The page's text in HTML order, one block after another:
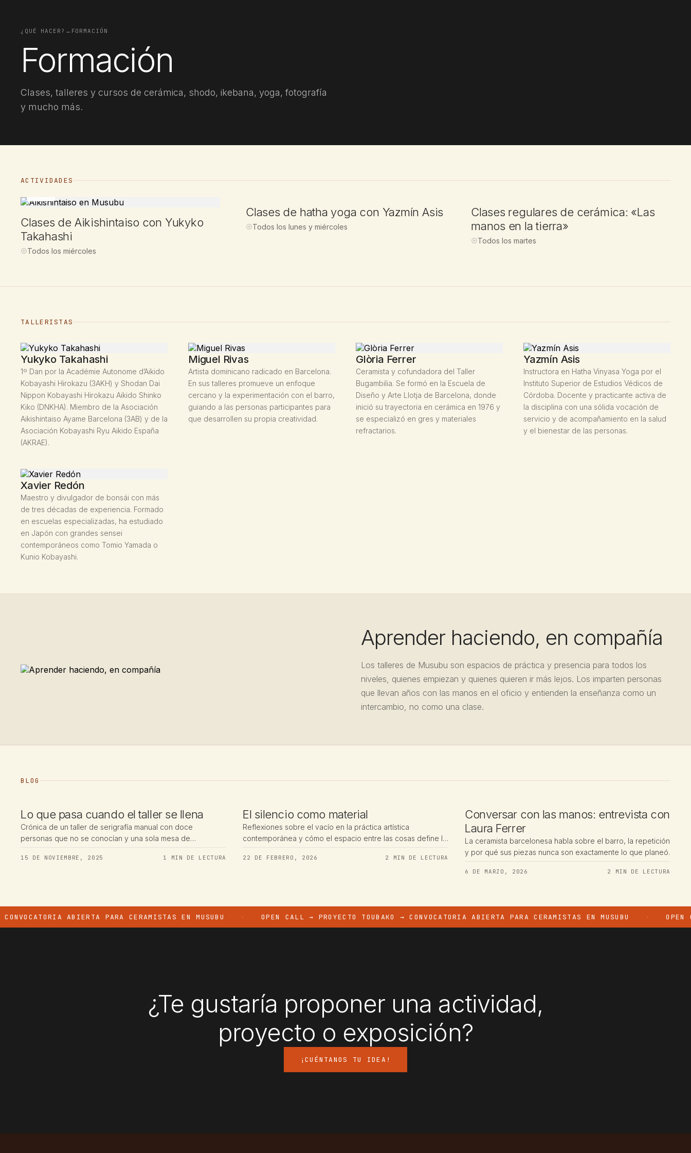
¿QUÉ HACER? → FORMACIÓN
Formación
Clases, talleres y cursos de cerámica, shodo, ikebana, yoga, fotografía
y mucho más.
ACTIVIDADES
Clases de Aikishintaiso con Yukyko
Takahashi
Todos los miércoles
Clases de hatha yoga con Yazmín Asis
Todos los lunes y miércoles
Clases regulares de cerámica: «Las
manos en la tierra»
Todos los martes
TALLERISTAS
Yukyko Takahashi
1º Dan por la Académie Autonome d’Aikido
Kobayashi Hirokazu (3AKH) y Shodan Dai
Nippon Kobayashi Hirokazu Aikido Shinko
Kiko (DNKHA). Miembro de la Asociación
Aikishintaiso Ayame Barcelona (3AB) y de la
Asociación Kobayashi Ryu Aikido España
(AKRAE).
Miguel Rivas
Artista dominicano radicado en Barcelona.
En sus talleres promueve un enfoque
cercano y la experimentación con el barro,
guiando a las personas participantes para
que desarrollen su propia creatividad.
Glòria Ferrer
Ceramista y cofundadora del Taller
Bugambilia. Se formó en la Escuela de
Diseño y Arte Llotja de Barcelona, donde
inició su trayectoria en cerámica en 1976 y
se especializó en gres y materiales
refractarios.
Yazmín Asis
Instructora en Hatha Vinyasa Yoga por el
Instituto Superior de Estudios Védicos de
Córdoba. Docente y practicante activa de
la disciplina con una sólida vocación de
servicio y de acompañamiento en la salud
y el bienestar de las personas.
Xavier Redón
Maestro y divulgador de bonsái con más
de tres décadas de experiencia. Formado
en escuelas especializadas, ha estudiado
en Japón con grandes sensei
contemporáneos como Tomio Yamada o
Kunio Kobayashi.
Aprender haciendo, en compañía
Los talleres de Musubu son espacios de práctica y presencia para todos los
niveles, quienes empiezan y quienes quieren ir más lejos. Los imparten personas
que llevan años con las manos en el oficio y entienden la enseñanza como un
intercambio, no como una clase.
BLOGTALLERES
Lo que pasa cuando el taller se llena
Crónica de un taller de serigrafía manual con doce
personas que no se conocían y una sola mesa de
15 DE NOVIEMBRE, 2025 1 MIN DE LECTURA
El silencio como material
Reflexiones sobre el vacío en la práctica artística
contemporánea y cómo el espacio entre las cosas define la
22 DE FEBRERO, 2026 2 MIN DE LECTURA
Conversar con las manos: entrevista con
Laura Ferrer
La ceramista barcelonesa habla sobre el barro, la repetición
y por qué sus piezas nunca son exactamente lo que planeó.
6 DE MARZO, 2026 2 MIN DE LECTURA
ABIERTA PARA CERAMISTAS EN MUSUBU · OPEN CALL → PROYECTO TOUBAKO → CONVOCATORIA ABIERTA PARA CERAMISTAS EN MUSUBU · OPEN CALL
¿Te gustaría proponer una actividad,
proyecto o exposición?
¡CUÉNTANOS TU IDEA!